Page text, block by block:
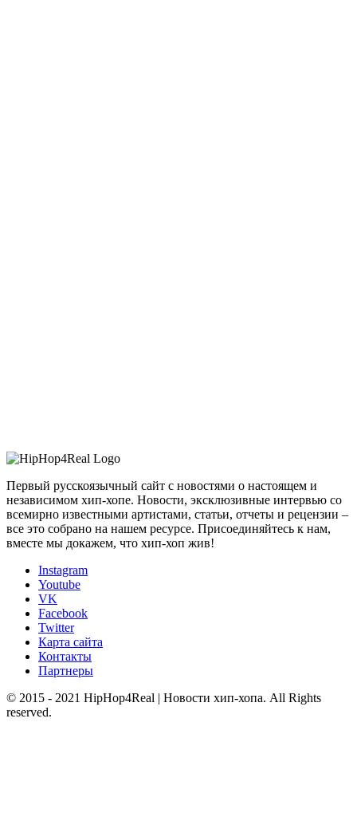
Первый русскоязычный сайт с новостями о настоящем и
независимом хип-хопе. Новости, эксклюзивные интервью со
всемирно известными артистами, статьи, отчеты и рецензии –
все это собрано на нашем ресурсе. Присоединяйтесь к нам,
вместе мы докажем, что хип-хоп жив!
Instagram
Youtube
VK
Facebook
Twitter
Карта сайта
Контакты
Партнеры
© 2015 - 2021 HipHop4Real | Новости хип-хопа. All Rights
reserved.